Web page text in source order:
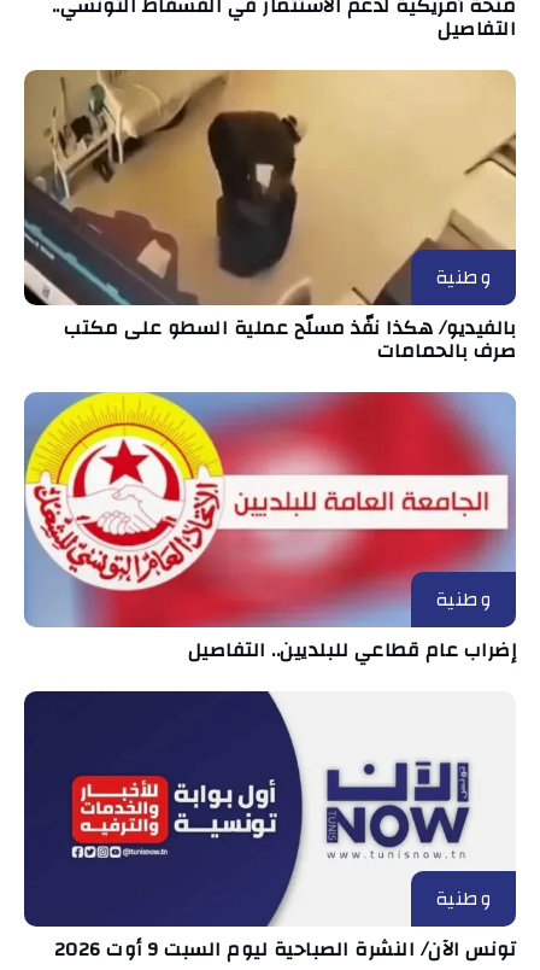
التفاصيل
وطنية
بالفيديو/ هكذا نفّذ مسلّح عملية السطو على مكتب
صرف بالحمامات
وطنية
إضراب عام قطاعي للبلديين.. التفاصيل
وطنية
تونس الآن/ النشرة الصباحية ليوم السبت 9 أوت 2026